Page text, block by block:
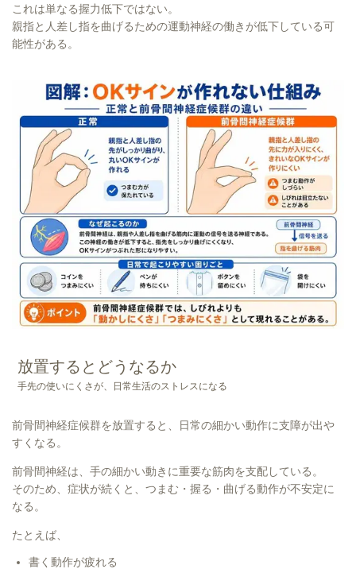
これは単なる握力低下ではない。
親指と人差し指を曲げるための運動神経の働きが低下している可
能性がある。
放置するとどうなるか
手先の使いにくさが、日常生活のストレスになる
前骨間神経症候群を放置すると、日常の細かい動作に支障が出や
すくなる。
前骨間神経は、手の細かい動きに重要な筋肉を支配している。
そのため、症状が続くと、つまむ・握る・曲げる動作が不安定に
なる。
たとえば、
書く動作が疲れる